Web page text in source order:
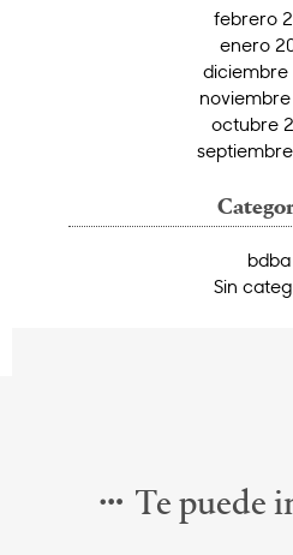
febrero
enero
diciembre
octubre
bdba
Sin
Te puede